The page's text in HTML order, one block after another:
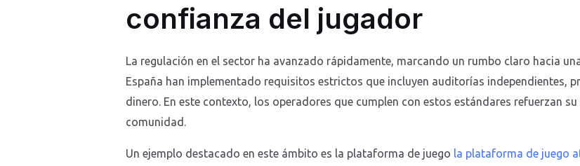
confianza del jugador
La regulación en el sector ha avanzado rápidamente, marcando un rumbo claro hacia
España han implementado requisitos estrictos que incluyen auditorías independientes,
dinero. En este contexto, los operadores que cumplen con estos estándares refuerzan
comunidad.
Un ejemplo destacado en este ámbito es la plataforma de juego la plataforma de juego